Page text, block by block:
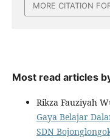
MORE CITATION
Most read articles
Rikza Fauziyah
Gaya Belajar
SDN